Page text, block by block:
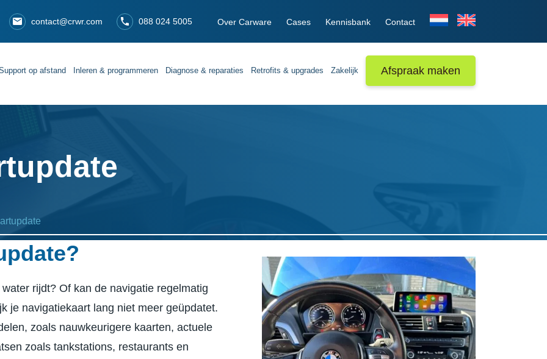
contact@crwr.com 088 024 5005 Over Carware Cases Kennisbank Contact
op afstand Inleren & programmeren Diagnose & reparaties Retrofits & upgrades Zakelijk Afspraak maken
rijdt? Of kan de navigatie regelmatig
je navigatiekaart lang niet meer geüpdatet.
zoals nauwkeurigere kaarten, actuele
zoals tankstations, restaurants en